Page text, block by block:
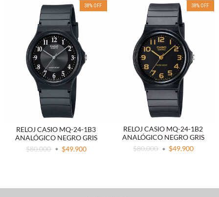
38% OFF
RELOJ CASIO MQ-24-1B3
ANALÓGICO NEGRO GRIS
$80.000
$49.900
38% OFF
RELOJ CASIO MQ-24-1B2
ANALÓGICO NEGRO GRIS
$80.000
$49.900